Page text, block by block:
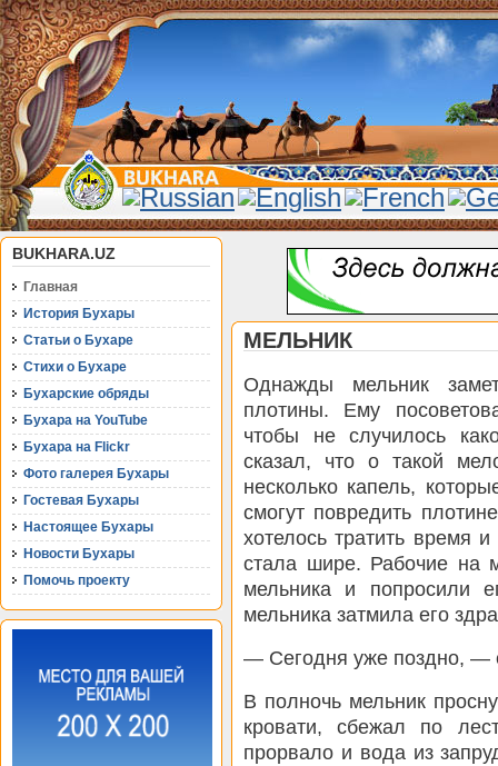
BUKHARA.UZ
Главная
История Бухары
Статьи о Бухаре
Стихи о Бухаре
Бухарские обряды
Бухара на YouTube
Бухара на Flickr
Фото галерея Бухары
Гостевая Бухары
Настоящее Бухары
Новости Бухары
Помочь проекту
МЕЛЬНИК
Однажды мельник
плотины. Ему
чтобы не случилось
сказал, что о такой
несколько капель,
смогут повредить
хотелось тратить время
стала шире. Рабочие на
мельника и попросили
мельника затмила его
— Сегодня уже поздно, —
В полночь мельник
кровати, сбежал по
прорвало и вода из